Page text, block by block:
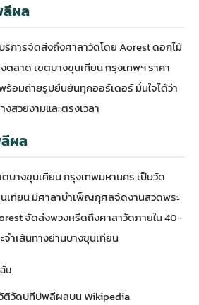
ผล
บริการจัดส่งถึงศาลาวัดโดย Aorest ดอกไม้
าด เขตบางขุนเทียน กรุงเทพฯ ราคา
ร้อมถ่ายรูปยืนยันทุกออร์เดอร์ มั่นใจได้ว่า
สวยงามและตรงเวลา
ผล
บางขุนเทียน กรุงเทพมหานคร เป็นวัด
เทียน มีศาลาบำเพ็ญกุศลจัดงานสวดพระ
จัดส่งพวงหรีดถึงศาลาวัดภายใน 40-
ำเส้นทางย่านบางขุนเทียน
น
ติวัดปทีปพลีผลบน Wikipedia